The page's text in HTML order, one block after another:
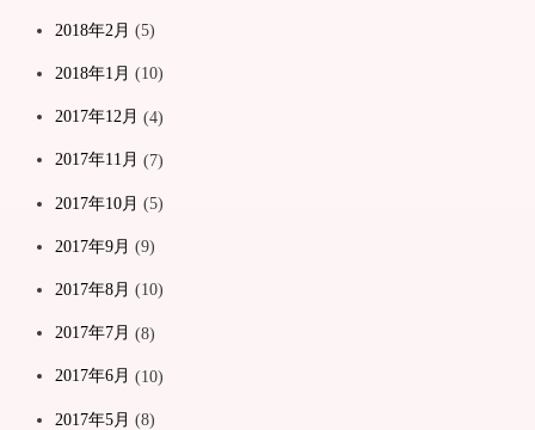
2018年2月 (5)
2018年1月 (10)
2017年12月 (4)
2017年11月 (7)
2017年10月 (5)
2017年9月 (9)
2017年8月 (10)
2017年7月 (8)
2017年6月 (10)
2017年5月 (8)